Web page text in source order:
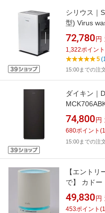
シリウス｜
型) Virus
バー SVW-
適用畳数(加
【
72,780 円
1,322ポイント
5
15:00までの注
ダイキン｜
74,800 円
680ポイント (1
15:00までの注
【エント
で】 カド
ホワイト
/PM2.5対応
49,830 円
453ポイント (1